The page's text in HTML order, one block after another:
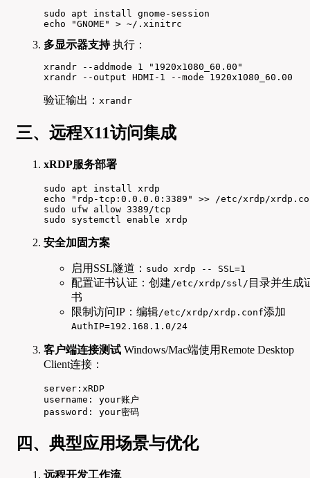
sudo apt install gnome-session
echo "GNOME" > ~/.xinitrc
多显示器支持执行：
xrandr --addmode 1 "1920x1080_60.00"
xrandr --output HDMI-1 --mode 1920x1080_60.00
验证输出： xrandr
三、远程X11访问集成
xRDP服务部署
sudo apt install xrdp
echo "rdp-tcp:0.0.0.0:3389" >> /etc/xrdp/
sudo ufw allow 3389/tcp
sudo systemctl enable xrdp
安全加固方案
启用SSL隧道： sudo xrdp -- SSL=1
配置证书认证：创建/etc/xrdp/ssl/ 目录并生成
书
限制访问IP：编辑/etc/xrdp/xrdp.conf添加
AuthIP=192.168.1.0/24
客户端连接测试 Windows/Mac端使用Remote Desktop
Client连接：
server:xRDP
username: your账户
password: your密码
四、典型应用场景与优化
远程开发工作流